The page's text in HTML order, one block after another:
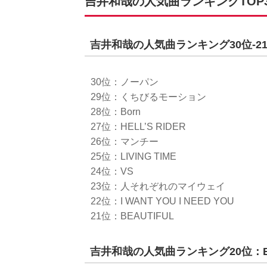
吉井和哉の人気曲ランキング30位
30位：ノーパン
29位：くちびるモーション
28位：Born
27位：HELL’S RIDER
26位：マンチー
25位：LIVING TIME
24位：VS
23位：人それぞれのマイウェイ
22位：I WANT YOU I NEED YOU
21位：BEAUTIFUL
吉井和哉の人気曲ランキング20位：